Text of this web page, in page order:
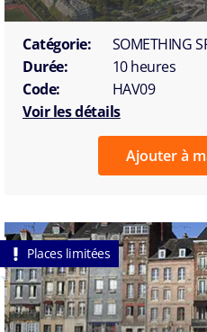
Catégorie:
SOMETHING
Durée:
10 heures
Code:
HAV09
Voir les détails
Ajouter à
Places limitées